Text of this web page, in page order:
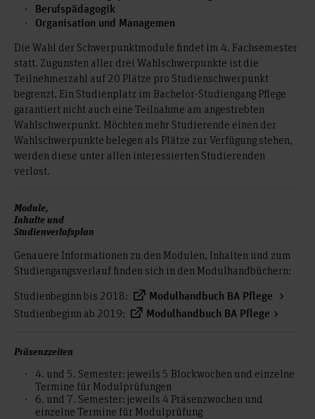
Berufspädagogik
Organisation und Managemen
Die Wahl der Schwerpunktmodule findet im 4. Fachsemester
statt. Zugunsten aller drei Wahlschwerpunkte ist die
Teilnehmerzahl auf 20 Plätze pro Studienschwerpunkt
begrenzt. Ein Studienplatz im Bachelor-Studiengang Pflege
garantiert nicht auch eine Teilnahme am angestrebten
Wahlschwerpunkt. Möchten mehr Studierende einen der
Wahlschwerpunkte belegen als Plätze zur Verfügung stehen,
werden diese unter allen interessierten Studierenden
verlost.
Module,
Inhalte und
Studienverlafsplan
Genauere Informationen zu den Modulen, Inhalten und zum
Studiengangsverlauf finden sich in den Modulhandbüchern:
Studienbeginn bis 2018:
Modulhandbuch BA Pflege
Studienbeginn ab 2019: Modulhandbuch BA Pflege
Präsenzzeiten
4. und 5. Semester: jeweils 5 Blockwochen und einzelne
Termine für Modulprüfungen
6. und 7. Semester: jeweils 4 Präsenzwochen und
einzelne Termine für Modulprüfung